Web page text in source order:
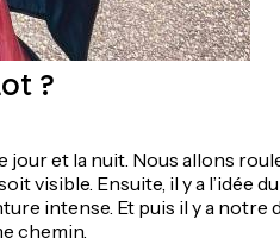
?
jour et la nuit. Nous allons
visible. Ensuite, il y a l’idée
intense. Et puis il y a notre
chemin.